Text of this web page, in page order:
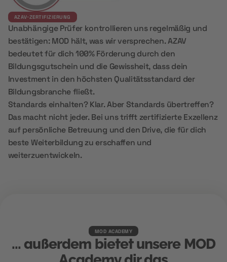
AZAV-ZERTIFIZIERUNG
Unabhängige Prüfer kontrollieren uns regelmäßig und
bestätigen: MOD hält, was wir versprechen. AZAV
bedeutet für dich 100% Förderung durch den
Bildungsgutschein und die Gewissheit, dass dein
Investment in den höchsten Qualitätsstandard der
Bildungsbranche fließt.
Standards einhalten? Klar. Aber Standards übertreffen?
Das macht nicht jeder. Bei uns trifft zertifizierte Exzellenz
auf persönliche Betreuung und den Drive, die für dich
beste Weiterbildung zu erschaffen und
weiterzuentwickeln.
MOD ACADEMY
... außerdem bietet unsere MOD